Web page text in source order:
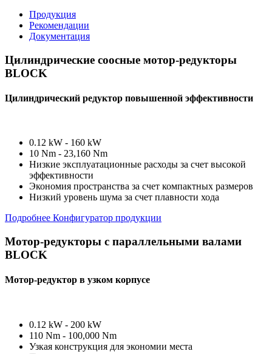
Продукция
Рекомендации
Документация
Цилиндрические соосные мотор-редукторы
BLOCK
Цилиндрический редуктор повышенной эффективности
0.12 kW - 160 kW
10 Nm - 23,160 Nm
Низкие эксплуатационные расходы за счет высокой
эффективности
Экономия пространства за счет компактных размеров
Низкий уровень шума за счет плавности хода
Подробнее Конфигуратор продукции
Мотор-редукторы с параллельными валами
BLOCK
Мотор-редуктор в узком корпусе
0.12 kW - 200 kW
110 Nm - 100,000 Nm
Узкая конструкция для экономии места